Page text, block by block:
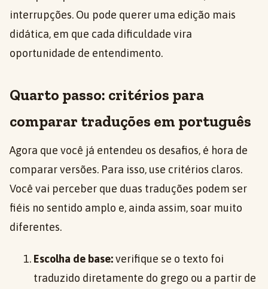
interrupções. Ou pode querer uma edição mais
didática, em que cada dificuldade vira
oportunidade de entendimento.
Quarto passo: critérios para
comparar traduções em português
Agora que você já entendeu os desafios, é hora de
comparar versões. Para isso, use critérios claros.
Você vai perceber que duas traduções podem ser
fiéis no sentido amplo e, ainda assim, soar muito
diferentes.
Escolha de base:verifique se o texto foi
traduzido diretamente do grego ou a partir de